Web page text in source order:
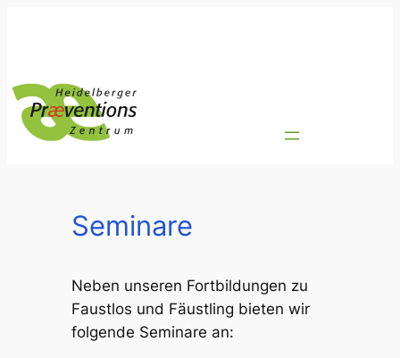
Seminare
Neben unseren Fortbildungen zu
Faustlos und Fäustling bieten wir
folgende Seminare an: